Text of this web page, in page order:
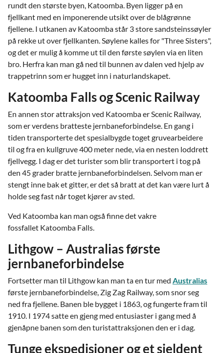
rundt den største byen, Katoomba. Byen ligger på en
fjellkant med en imponerende utsikt over de blågrønne
fjellene. I utkanen av Katoomba står 3 store sandsteinssøyler
på rekke ut over fjellkanten. Søylene kalles for "Three Sisters",
og det er mulig å komme ut til den første søylen via en liten
bro. Herfra kan man gå ned til bunnen av dalen ved hjelp av
trappetrinn som er hugget inn i naturlandskapet.
Katoomba Falls og Scenic Railway
En annen stor attraksjon ved Katoomba er Scenic Railway,
som er verdens bratteste jernbaneforbindelse. En gang i
tiden transporterte det spesialbygde toget gruvearbeidere
til og fra en kullgruve 400 meter nede, via en nesten loddrett
fjellvegg. I dag er det turister som blir transportert i tog på
den 45 grader bratte jernbaneforbindelsen. Selvom man er
stengt inne bak et gitter, er det så bratt at det kan være lurt å
holde seg fast når toget kjører av sted.
Ved Katoomba kan man også finne det vakre
fossfallet Katoomba Falls.
Lithgow – Australias første
jernbaneforbindelse
Fortsetter man til Lithgow kan man ta en tur med Australias
første jernbaneforbindelse, Zig Zag Railway, som snor seg
ned fra fjellene. Banen ble bygget i 1863, og fungerte fram til
1910. I 1974 satte en gjeng med entusiaster i gang med å
gjenåpne banen som den turistattraksjonen den er i dag.
Tunge ekspedisjoner og et sjeldent